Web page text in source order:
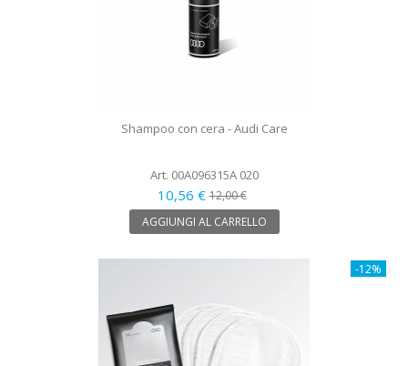
Shampoo con cera - Audi Care
Art. 00A096315A 020
10,56 €12,00 €
AGGIUNGI AL CARRELLO
-12%